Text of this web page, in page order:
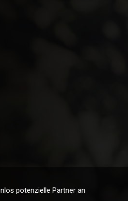
potenzielle Partner an